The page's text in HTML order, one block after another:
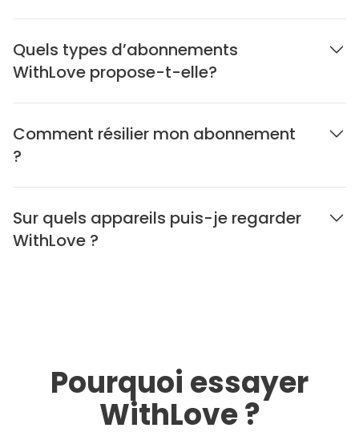
Quels types d’abonnements
WithLove propose-t-elle?
Comment résilier mon abonnement
?
Sur quels appareils puis-je regarder
WithLove ?
Pourquoi essayer
WithLove ?